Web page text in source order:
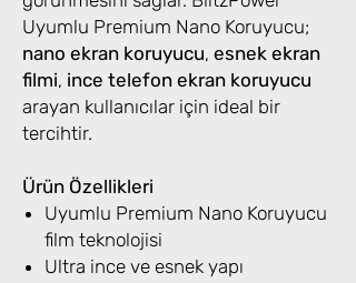
Uyumlu Premium Nano Koruyucu;
nano ekran koruyucu, esnek ekran
filmi, ince telefon ekran koruyucu
arayan kullanıcılar için ideal bir
tercihtir.
Ürün Özellikleri
Uyumlu Premium Nano Koruyucu
film teknolojisi
Ultra ince ve esnek yapı